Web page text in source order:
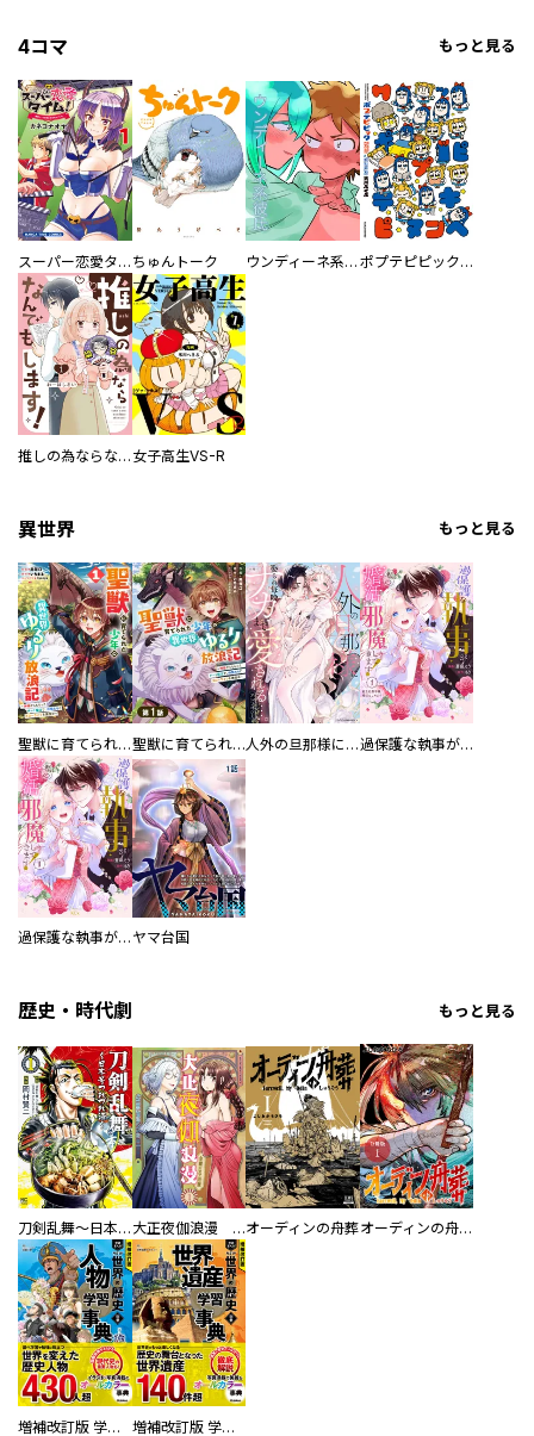
4コマ もっと見る
スーパー恋愛タイム！～現場でドＳな彼女は自宅でデレる～ ちゅんトーク ウンディーネ系彼氏 ポプテピピック SEASON EIGHT
推しの為ならなんでもします！ 女子高生VS-R
異世界 もっと見る
聖獣に育てられた少年の異世界ゆるり放浪記～神様からもらったチート魔法で、仲間たちとスローライフを満喫中～ 聖獣に育てられた少年の異世界ゆるり放浪記～神様からもらったチート魔法で、仲間たちとスローライフを満喫中～【分冊版】 人外の旦那様に娶られ毎晩ナカまで愛される…。アンソロジー 過保護な執事が私の婚活を邪魔してきます！ 分冊版
過保護な執事が私の婚活を邪魔してきます！ ヤマ台国
歴史・時代劇 もっと見る
刀剣乱舞～日本号つれづれ酒～ 大正夜伽浪漫 －金曜日の花嫁—オーディンの舟葬 オーディンの舟葬 分冊版
増補改訂版 学研まんが NEW世界の歴史 別巻 人物学習事典 増補改訂版 学研まんが NEW世界の歴史 別巻 世界遺産学習事典